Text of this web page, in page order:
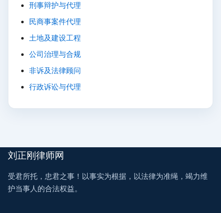
刑事辩护与代理
民商事案件代理
土地及建设工程
公司治理与合规
非诉及法律顾问
行政诉讼与代理
刘正刚律师网
受君所托，忠君之事！以事实为根据，以法律为准绳，竭力维
护当事人的合法权益。